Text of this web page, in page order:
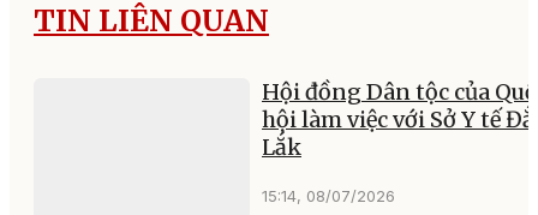
TIN LIÊN QUAN
Hội đồng Dân tộc của
hội làm việc với Sở Y tế
Lắk
15:14, 08/07/2026